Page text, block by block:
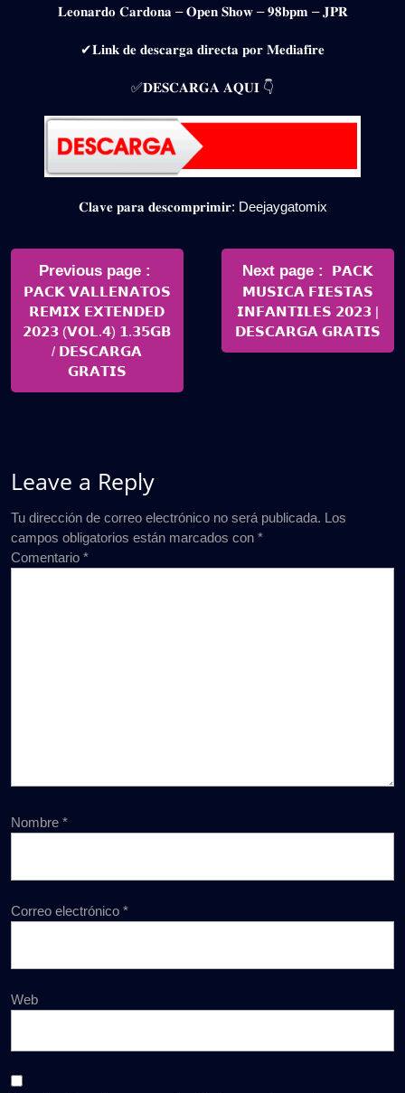
𝐋𝐞𝐨𝐧𝐚𝐫𝐝𝐨 𝐂𝐚𝐫𝐝𝐨𝐧𝐚 – 𝐎𝐩𝐞𝐧 𝐒𝐡𝐨𝐰 – 𝟗𝟖𝐛𝐩𝐦 – 𝐉𝐏𝐑
✔𝐋𝐢𝐧𝐤 𝐝𝐞 𝐝𝐞𝐬𝐜𝐚𝐫𝐠𝐚 𝐝𝐢𝐫𝐞𝐜𝐭𝐚 𝐩𝐨𝐫 𝐌𝐞𝐝𝐢𝐚𝐟𝐢𝐫𝐞
✅𝐃𝐄𝐒𝐂𝐀𝐑𝐆𝐀 𝐀𝐐𝐔𝐈 👇
𝐂𝐥𝐚𝐯𝐞 𝐩𝐚𝐫𝐚 𝐝𝐞𝐬𝐜𝐨𝐦𝐩𝐫𝐢𝐦𝐢𝐫: Deejaygatomix
Navegación
entradas
Previous page
Posts
𝗣𝗔𝗖𝗞 𝗩𝗔𝗟𝗟𝗘𝗡𝗔𝗧𝗢𝗦
𝗥𝗘𝗠𝗜𝗫 𝗘𝗫𝗧𝗘𝗡𝗗𝗘𝗗
𝟮𝟬𝟮𝟯 (𝗩𝗢𝗟.𝟰) 𝟭.𝟯𝟱𝗚𝗕
/ 𝗗𝗘𝗦𝗖𝗔𝗥𝗚𝗔
𝗚𝗥𝗔𝗧𝗜𝗦
Next page
Newer
Posts
𝗣𝗔𝗖𝗞
𝗠𝗨𝗦𝗜𝗖𝗔 𝗙𝗜𝗘𝗦𝗧𝗔𝗦
𝗜𝗡𝗙𝗔𝗡𝗧𝗜𝗟𝗘𝗦 𝟮𝟬𝟮𝟯 |
𝗗𝗘𝗦𝗖𝗔𝗥𝗚𝗔 𝗚𝗥𝗔𝗧𝗜𝗦
Leave a Reply
Tu dirección de correo electrónico no será publicada. Los
campos obligatorios están marcados con *
Comentario *
Nombre *
Correo electrónico *
Web